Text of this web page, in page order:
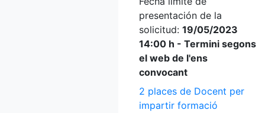
presentación de la
solicitud: 19/05/2023
14:00 h - Termini segons
el web de l'ens
convocant
2 places de Docent per
impartir formació